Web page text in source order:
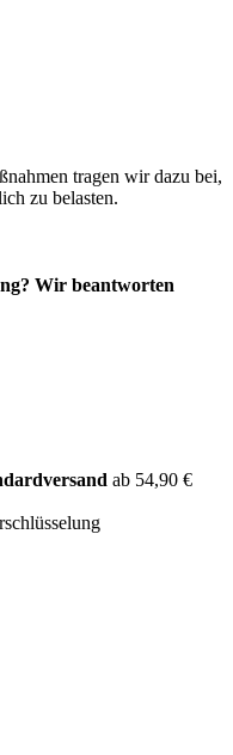
tragen wir dazu bei,
zu belasten.
Wir beantworten
ab 54,90 €